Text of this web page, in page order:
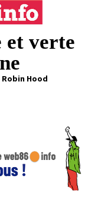
et verte
Hood